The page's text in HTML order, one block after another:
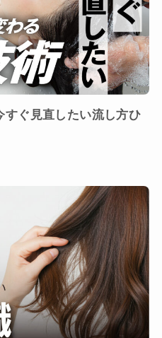
すぐ見直したい流し方ひ